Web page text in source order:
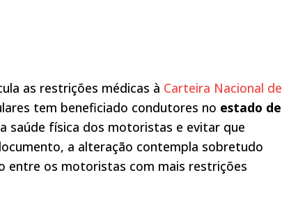
as restrições médicas à Carteira Nacional de
tem beneficiado condutores no estado de
saúde física dos motoristas e evitar que
a alteração contempla sobretudo
entre os motoristas com mais restrições